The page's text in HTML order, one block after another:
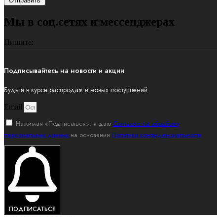
Мы в соц.сетях и мессенджерах
Пишите:
Подписывайтесь на новости и акции
Будьте в курсе распродаж и новых поступлений
Email
Нажимая «Подписаться», я даю Согласие на обработку
персональных данных на основании Политики конфиденциальности
ПОДПИСАТЬСЯ